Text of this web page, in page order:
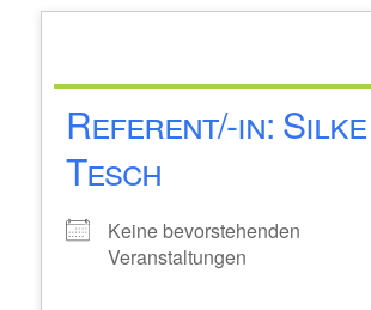
Referent/-in: Silke
Tesch
Keine bevorstehenden
Veranstaltungen